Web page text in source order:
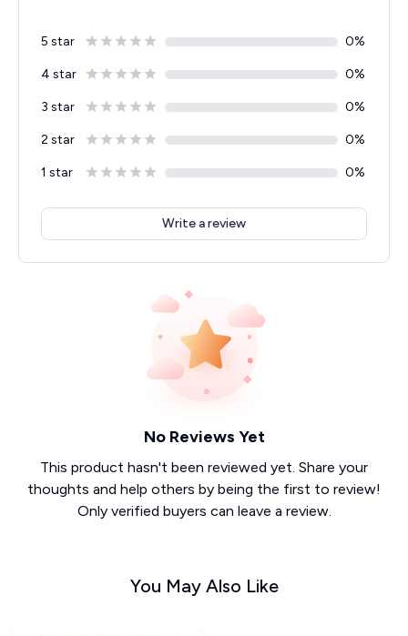
5 star 0%
4 star 0%
3 star 0%
2 star 0%
1 star 0%
Write a review
No Reviews Yet
This product hasn't been reviewed yet. Share your
thoughts and help others by being the first to review!
Only verified buyers can leave a review.
You May Also Like